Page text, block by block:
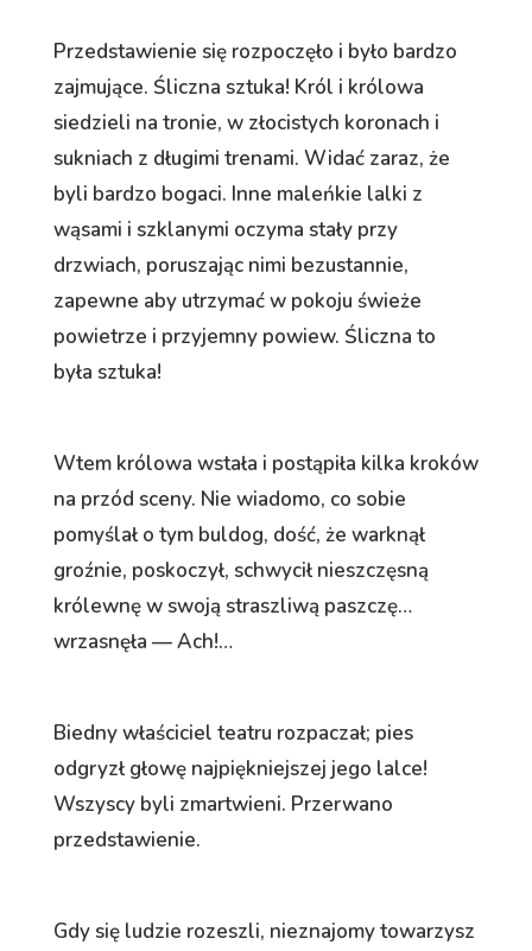
Przedstawienie się rozpoczęło i było bardzo
zajmujące. Śliczna sztuka! Król i królowa
siedzieli na tronie, w złocistych koronach i
sukniach z długimi trenami. Widać zaraz, że
byli bardzo bogaci. Inne maleńkie lalki z
wąsami i szklanymi oczyma stały przy
drzwiach, poruszając nimi bezustannie,
zapewne aby utrzymać w pokoju świeże
powietrze i przyjemny powiew. Śliczna to
była sztuka!
Wtem królowa wstała i postąpiła kilka kroków
na przód sceny. Nie wiadomo, co sobie
pomyślał o tym buldog, dość, że warknął
groźnie, poskoczył, schwycił nieszczęsną
królewnę w swoją straszliwą paszczę…
wrzasnęła — Ach!…
Biedny właściciel teatru rozpaczał; pies
odgryzł głowę najpiękniejszej jego lalce!
Wszyscy byli zmartwieni. Przerwano
przedstawienie.
Gdy się ludzie rozeszli, nieznajomy towarzysz